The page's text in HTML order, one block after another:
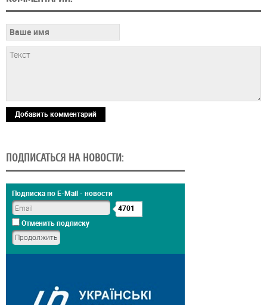
Добавить комментарий
ПОДПИСАТЬСЯ НА НОВОСТИ:
Подписка по E-Mail - новости
4701
Отменить подписку